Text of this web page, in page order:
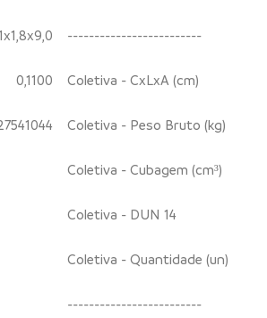
0,1100
-------------------------
Coletiva - CxLxA (cm)
Coletiva - Peso Bruto (kg)
Coletiva - Cubagem (cm³)
Coletiva - DUN 14
Coletiva - Quantidade (un)
-------------------------